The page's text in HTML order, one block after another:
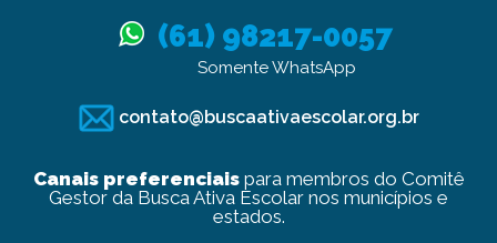
(61) 98217-0057
Somente WhatsApp
contato@buscaativaescolar.org.br
Canais preferenciaispara membros do Comitê
Gestor da Busca Ativa Escolar nos municípios e
estados.